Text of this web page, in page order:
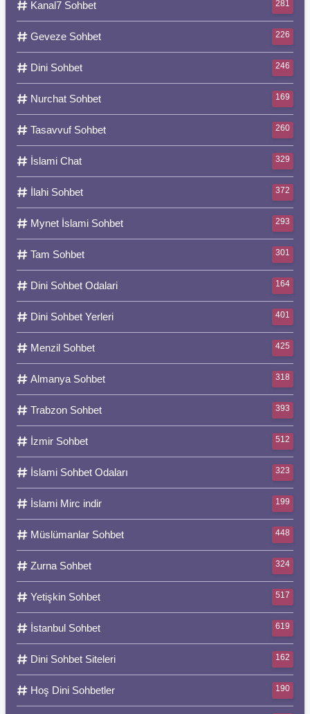
Kanal7 Sohbet 281
Geveze Sohbet 226
Dini Sohbet 246
Nurchat Sohbet 169
Tasavvuf Sohbet 260
İslami Chat 329
İlahi Sohbet 372
Mynet İslami Sohbet 293
Tam Sohbet 301
Dini Sohbet Odalari 164
Dini Sohbet Yerleri 401
Menzil Sohbet 425
Almanya Sohbet 318
Trabzon Sohbet 393
İzmir Sohbet 512
İslami Sohbet Odaları 323
İslami Mirc indir 199
Müslümanlar Sohbet 448
Zurna Sohbet 324
Yetişkin Sohbet 517
İstanbul Sohbet 619
Dini Sohbet Siteleri 162
Hoş Dini Sohbetler 190